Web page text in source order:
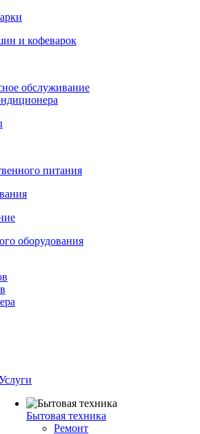
и кофеварок
обслуживание
питания
оборудования
Бытовая техника
Ремонт